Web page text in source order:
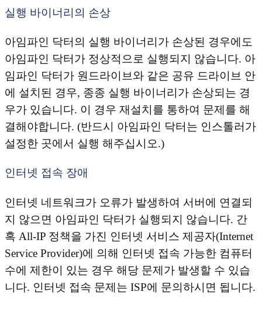
실행 바이너리의 손상
아임파인 닥터의 실행 바이너리가 손상된 경우에도
아임파인 닥터가 정상적으로 실행되지 않습니다. 아
임파인 닥터가 원드라이브와 같은 공유 드라이브 안
에 설치된 경우, 종종 실행 바이너리가 손상되는 경
우가 있습니다. 이 경우 재설치를 통하여 문제를 해
결해야합니다. (반드시 아임파인 닥터는 인스톨러가
설정한 곳에서 실행 해주십시오.)
인터넷 접속 장애
인터넷 네트워크가 오류가 발생하여 서버에 연결되
지 않으면 아임파인 닥터가 실행되지 않습니다. 간
혹 All-IP 정책을 가진 인터넷 서비스 제공자(Internet
Service Provider)에 의해 인터넷 접속 가능한 컴퓨터
수에 제한이 있는 경우 해당 문제가 발생할 수 있습
니다. 인터넷 접속 문제는 ISP에 문의하시면 됩니다.